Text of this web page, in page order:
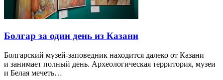
Болгар за один день из Казани
Болгарский музей-заповедник находится далеко от Казани
и занимает полный день. Археологическая территория, музеи
и Белая мечеть…